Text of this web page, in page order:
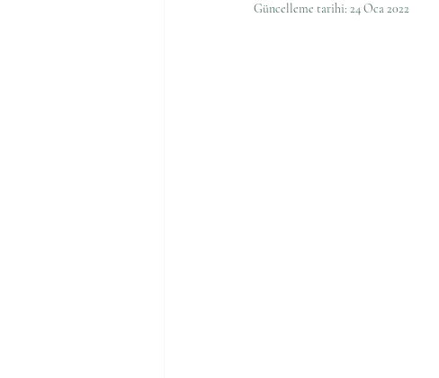
Güncelleme tarihi: 24 Oca 2022